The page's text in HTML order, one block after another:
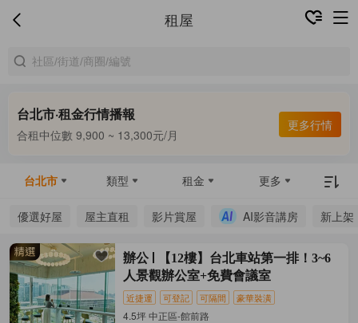
租屋
台北市·租金行情播報
合租中位數 9,900 ~ 13,300元/月
更多行情
台北市 類型 租金 更多
優選好屋 屋主直租 影片賞屋 AI影音講房 新上架
辦公
【12樓】台北車站第一排！3~6
人景觀辦公室+免費會議室
近捷運 可登記 可隔間 豪華裝潢
4.5坪 中正區-館前路